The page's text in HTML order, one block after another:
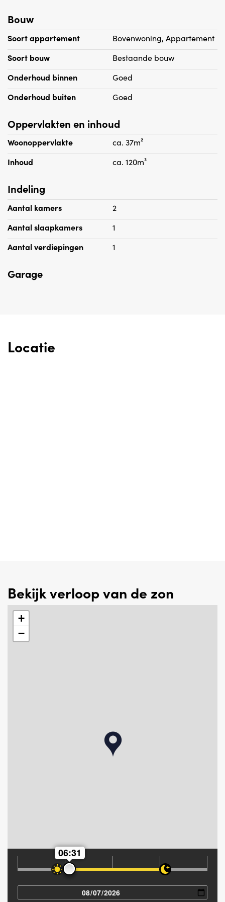
gas/ elektra.
- 1 maand huur waarborgsom
- Geen huisdieren toegestaan
- Gemeenschappelijke wasmachine en droger aanwezig
in het pand vrij voor gebruik
- Beschikbaar per direct
- Huisvestingsvergunning verplicht
Bouw
Soort appartement
Bovenwoning, Appartement
Soort bouw
Bestaande bouw
Onderhoud binnen
Goed
Onderhoud buiten
Goed
Oppervlakten en inhoud
Woonoppervlakte
ca. 37m²
Inhoud
ca. 120m³
Indeling
Aantal kamers
2
Aantal slaapkamers
1
Aantal verdiepingen
1
Garage
Locatie
Bekijk verloop van de zon
+
−
06:31